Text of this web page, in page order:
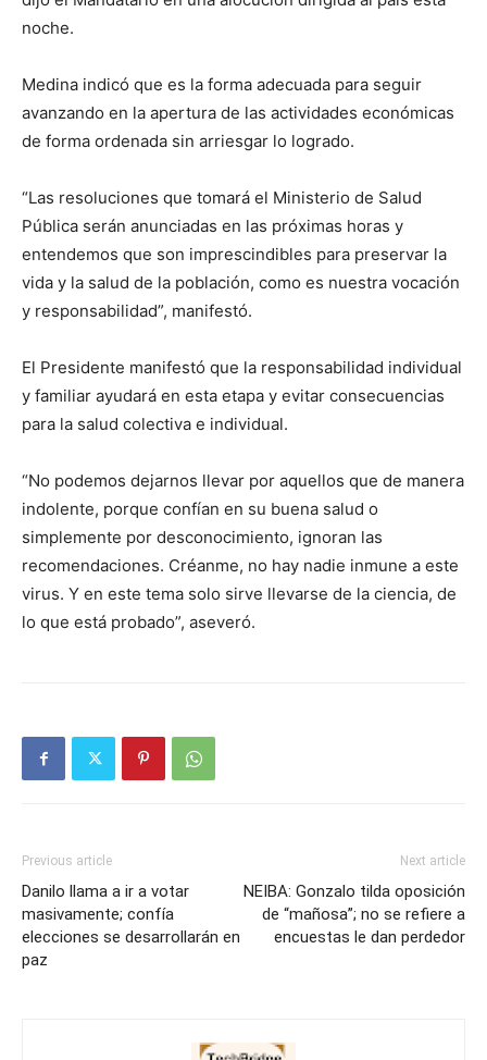
noche.
Medina indicó que es la forma adecuada para seguir
avanzando en la apertura de las actividades económicas
de forma ordenada sin arriesgar lo logrado.
“Las resoluciones que tomará el Ministerio de Salud
Pública serán anunciadas en las próximas horas y
entendemos que son imprescindibles para preservar la
vida y la salud de la población, como es nuestra vocación
y responsabilidad”, manifestó.
El Presidente manifestó que la responsabilidad individual
y familiar ayudará en esta etapa y evitar consecuencias
para la salud colectiva e individual.
“No podemos dejarnos llevar por aquellos que de manera
indolente, porque confían en su buena salud o
simplemente por desconocimiento, ignoran las
recomendaciones. Créanme, no hay nadie inmune a este
virus. Y en este tema solo sirve llevarse de la ciencia, de
lo que está probado”, aseveró.
Previous article
Danilo llama a ir a votar
masivamente; confía
elecciones se desarrollarán en
paz
Next article
NEIBA: Gonzalo tilda oposición
de “mañosa”; no se refiere a
encuestas le dan perdedor